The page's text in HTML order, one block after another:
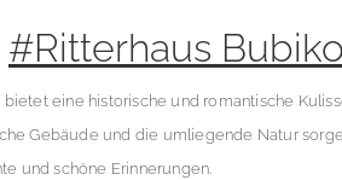
#Ritterhaus
bietet eine historische und romantische
Gebäude und die umliegende Natur
und schöne Erinnerungen.